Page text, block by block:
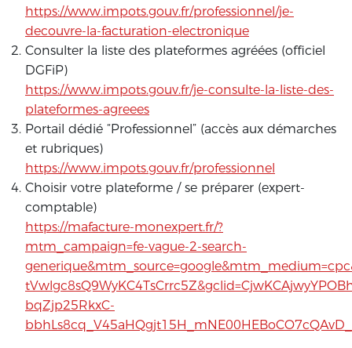
https://www.impots.gouv.fr/professionnel/je-
decouvre-la-facturation-electronique
Consulter la liste des plateformes agréées (officiel
DGFiP)
https://www.impots.gouv.fr/je-consulte-la-liste-des-
plateformes-agreees
Portail dédié “Professionnel” (accès aux démarches
et rubriques)
https://www.impots.gouv.fr/professionnel
Choisir votre plateforme / se préparer (expert-
comptable)
https://mafacture-monexpert.fr/?
mtm_campaign=fe-vague-2-search-
bqZjp25RkxC-